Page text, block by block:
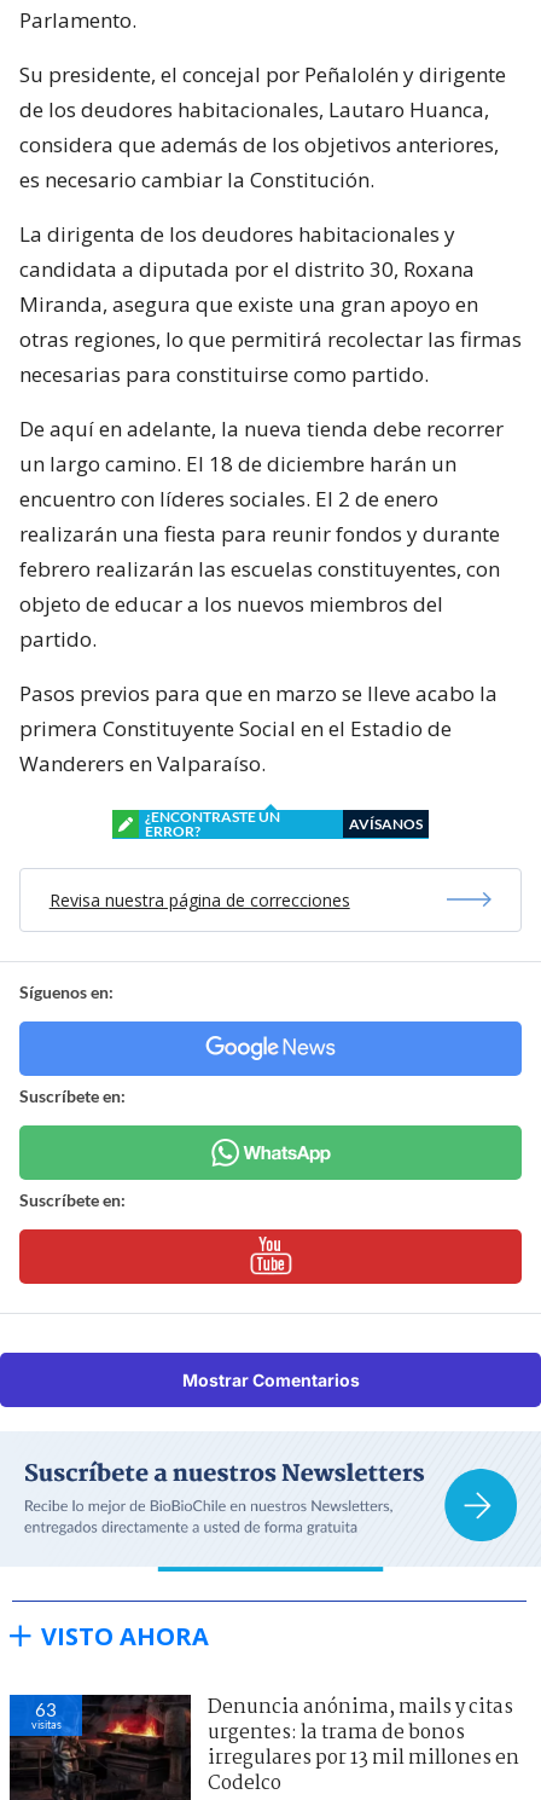
Parlamento.
Su presidente, el concejal por Peñalolén y dirigente
de los deudores habitacionales, Lautaro Huanca,
considera que además de los objetivos anteriores,
es necesario cambiar la Constitución.
La dirigenta de los deudores habitacionales y
candidata a diputada por el distrito 30, Roxana
Miranda, asegura que existe una gran apoyo en
otras regiones, lo que permitirá recolectar las firmas
necesarias para constituirse como partido.
De aquí en adelante, la nueva tienda debe recorrer
un largo camino. El 18 de diciembre harán un
encuentro con líderes sociales. El 2 de enero
realizarán una fiesta para reunir fondos y durante
febrero realizarán las escuelas constituyentes, con
objeto de educar a los nuevos miembros del
partido.
Pasos previos para que en marzo se lleve acabo la
primera Constituyente Social en el Estadio de
Wanderers en Valparaíso.
¿ENCONTRASTE UN
ERROR?
AVÍSANOS
Revisa nuestra página de correcciones
Síguenos en:
Suscríbete en:
Suscríbete en:
Mostrar Comentarios
VISTO AHORA
63
visitas
Denuncia anónima, mails y citas
urgentes: la trama de bonos
irregulares por 13 mil millones en
Codelco